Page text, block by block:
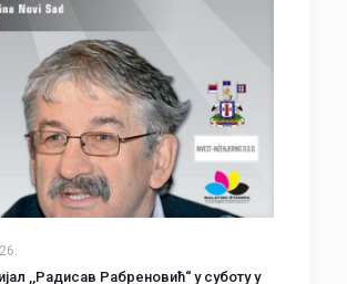
,,Радисав Рабреновић“ у суботу у